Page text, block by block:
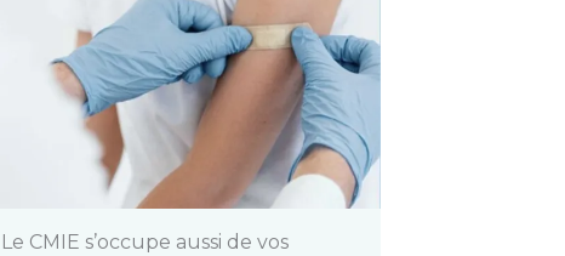
Le CMIE s’occupe aussi de vos